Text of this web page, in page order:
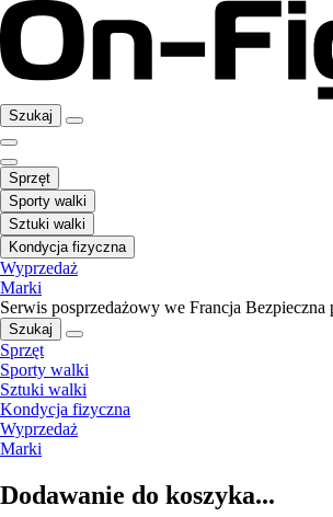
Szukaj
Sprzęt
Sporty walki
Sztuki walki
Kondycja fizyczna
Wyprzedaż
Marki
Serwis posprzedażowy we Francja Bezpieczna
Szukaj
Sprzęt
Sporty walki
Sztuki walki
Kondycja fizyczna
Wyprzedaż
Marki
Dodawanie do koszyka...